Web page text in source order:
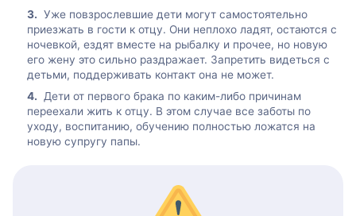
Уже повзрослевшие дети могут самостоятельно
приезжать в гости к отцу. Они неплохо ладят, остаются с
ночевкой, ездят вместе на рыбалку и прочее, но новую
его жену это сильно раздражает. Запретить видеться с
детьми, поддерживать контакт она не может.
Дети от первого брака по каким-либо причинам
переехали жить к отцу. В этом случае все заботы по
уходу, воспитанию, обучению полностью ложатся на
новую супругу папы.